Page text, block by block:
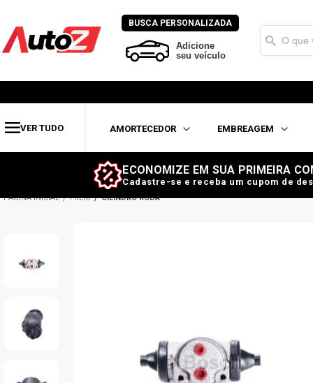
BUSCA PERSONALIZADA
Adicione
seu veículo
VER TUDO AMORTECEDOR EMBREAGEM
ECONOMIZE EM SUA PRIMEIRA
Cadastre-se e receba um cupom de
FREIO CILINDRO RODA